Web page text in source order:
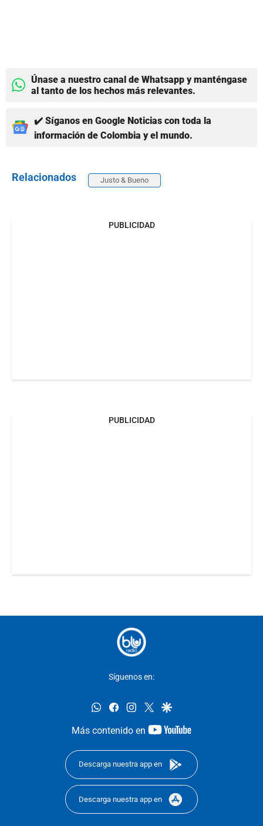
Únase a nuestro canal de Whatsapp y manténgase
al tanto de los hechos más relevantes.
✔️ Síganos en Google Noticias con toda la
información de Colombia y el mundo.
Relacionados Justo & Bueno
PUBLICIDAD
PUBLICIDAD
Síguenos en:
whatsappfacebookinstagram
twittergoogle
Más contenido en
youtube-
Descarga nuestra app en
Descarga nuestra app en